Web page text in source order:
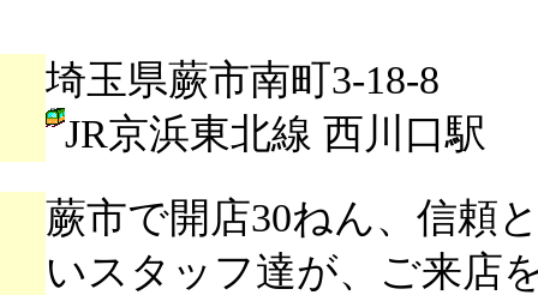
埼玉県蕨市南町3-18-8
JR京浜東北線 西川口駅
蕨市で開店30ねん、信頼
いスタッフ達が、ご来店